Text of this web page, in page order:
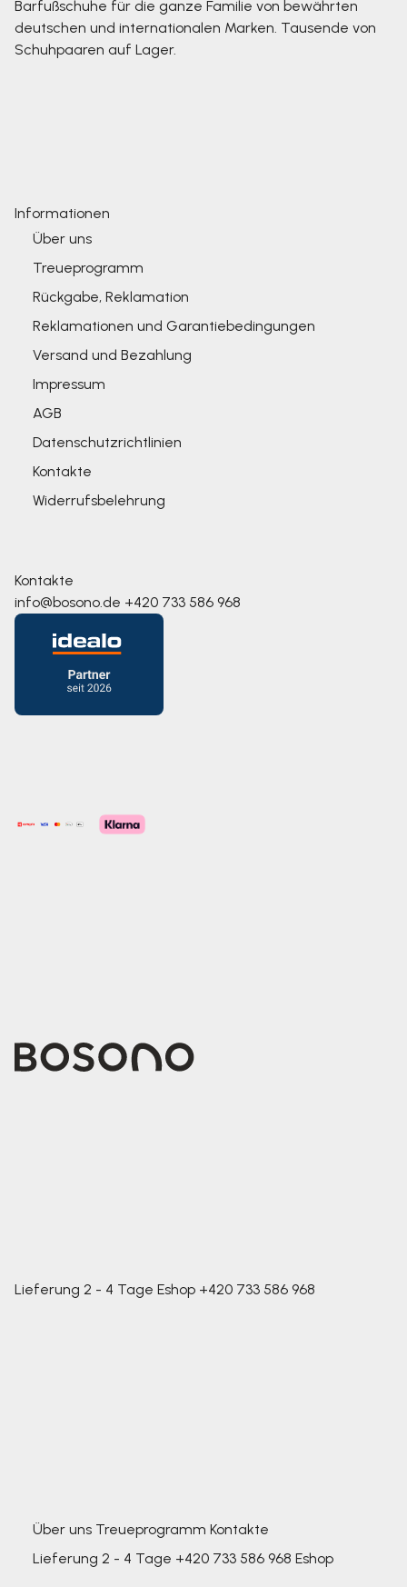
Barfußschuhe für die ganze Familie von bewährten
deutschen und internationalen Marken. Tausende von
Schuhpaaren auf Lager.
Informationen
Über uns
Treueprogramm
Rückgabe, Reklamation
Reklamationen und Garantiebedingungen
Versand und Bezahlung
Impressum
AGB
Datenschutzrichtlinien
Kontakte
Widerrufsbelehrung
Kontakte
info@bosono.de +420 733 586 968
Lieferung 2 - 4 Tage Eshop +420 733 586 968
Über uns Treueprogramm Kontakte
Lieferung 2 - 4 Tage +420 733 586 968 Eshop